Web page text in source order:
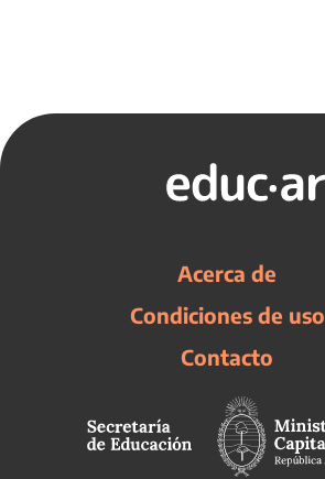
Acerca de
Condiciones de uso
Contacto